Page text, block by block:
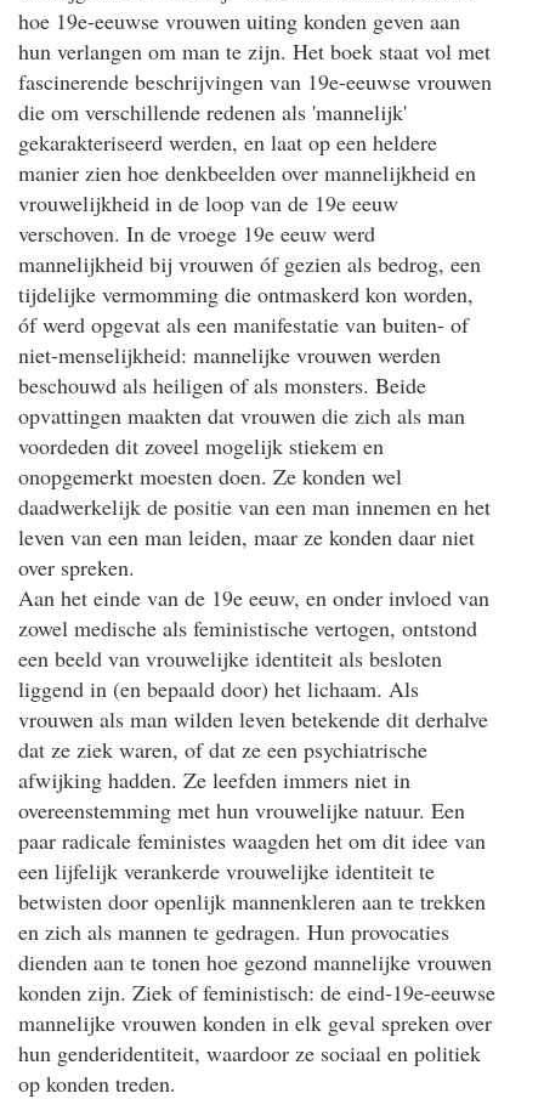
hoe 19e-eeuwse vrouwen uiting konden geven aan
hun verlangen om man te zijn. Het boek staat vol met
fascinerende beschrijvingen van 19e-eeuwse vrouwen
die om verschillende redenen als 'mannelijk'
gekarakteriseerd werden, en laat op een heldere
manier zien hoe denkbeelden over mannelijkheid en
vrouwelijkheid in de loop van de 19e eeuw
verschoven. In de vroege 19e eeuw werd
mannelijkheid bij vrouwen óf gezien als bedrog, een
tijdelijke vermomming die ontmaskerd kon worden,
óf werd opgevat als een manifestatie van buiten- of
niet-menselijkheid: mannelijke vrouwen werden
beschouwd als heiligen of als monsters. Beide
opvattingen maakten dat vrouwen die zich als man
voordeden dit zoveel mogelijk stiekem en
onopgemerkt moesten doen. Ze konden wel
daadwerkelijk de positie van een man innemen en het
leven van een man leiden, maar ze konden daar niet
over spreken.
Aan het einde van de 19e eeuw, en onder invloed van
zowel medische als feministische vertogen, ontstond
een beeld van vrouwelijke identiteit als besloten
liggend in (en bepaald door) het lichaam. Als
vrouwen als man wilden leven betekende dit derhalve
dat ze ziek waren, of dat ze een psychiatrische
afwijking hadden. Ze leefden immers niet in
overeenstemming met hun vrouwelijke natuur. Een
paar radicale feministes waagden het om dit idee van
een lijfelijk verankerde vrouwelijke identiteit te
betwisten door openlijk mannenkleren aan te trekken
en zich als mannen te gedragen. Hun provocaties
dienden aan te tonen hoe gezond mannelijke vrouwen
konden zijn. Ziek of feministisch: de eind-19e-eeuwse
mannelijke vrouwen konden in elk geval spreken over
hun genderidentiteit, waardoor ze sociaal en politiek
op konden treden.